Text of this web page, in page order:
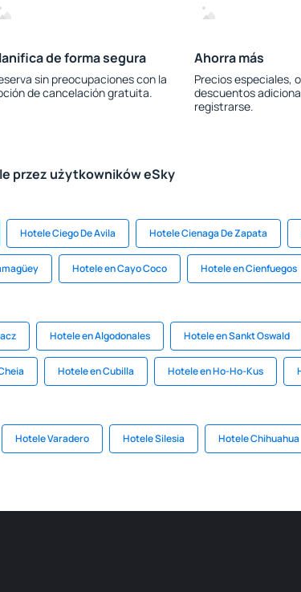
de forma segura
sin preocupaciones con la
de cancelación gratuita.
Ahorra más
Precios especiales,
descuentos
registrarse.
przez użytkowników eSky
Hotele Ciego De Avila Hotele Cienaga De Zapata
Hotele en Cayo Coco Hotele en Cienfuegos
Hotele en Algodonales Hotele en Sankt Oswald
Hotele en Cubilla Hotele en Ho-Ho-Kus
Hotele Varadero Hotele Silesia Hotele Chihuahua